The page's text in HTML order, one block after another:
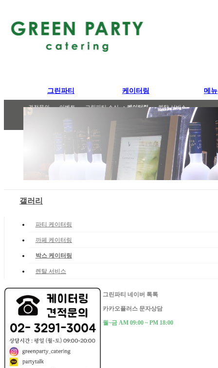
그린파티
그린파티 포트폴리오 STAFF 소개
케이터링
케이터링
메뉴
파티메뉴
샐러드
샌드위치 메인 요리
도시락/런치박스 고메박스
파티 케이터링 까페 케이터링 박스 케이터링 렌탈 서비스
견적문의 이벤트 그린파티 소식
갤러리
파티 케이터링
까페 케이터링
박스 케이터링
렌탈 서비스
그린파티 네이버 톡톡
카카오플러스 문자상담
월~금 AM 09:00 ~ PM 18:00